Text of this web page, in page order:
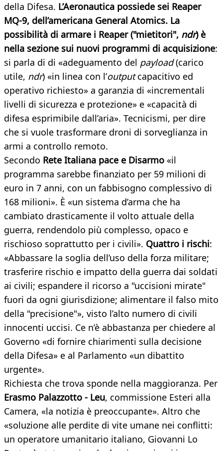
della Difesa. L’Aeronautica possiede sei Reaper
MQ-9, dell’americana General Atomics. La
possibilità di armare i Reaper ("mietitori", ndr) è
nella sezione sui nuovi programmi di acquisizione:
si parla di di «adeguamento del payload(carico
utile, ndr) «in linea con l’outputcapacitivo ed
operativo richiesto» a garanzia di «incrementali
livelli di sicurezza e protezione» e «capacità di
difesa esprimibile dall’aria». Tecnicismi, per dire
che si vuole trasformare droni di sorveglianza in
armi a controllo remoto.
Secondo Rete Italiana pace e Disarmo «il
programma sarebbe finanziato per 59 milioni di
euro in 7 anni, con un fabbisogno complessivo di
168 milioni». È «un sistema d’arma che ha
cambiato drasticamente il volto attuale della
guerra, rendendolo più complesso, opaco e
rischioso soprattutto per i civili». Quattro i rischi:
«Abbassare la soglia dell’uso della forza militare;
trasferire rischio e impatto della guerra dai soldati
ai civili; espandere il ricorso a "uccisioni mirate"
fuori da ogni giurisdizione; alimentare il falso mito
della "precisione"», visto l’alto numero di civili
innocenti uccisi. Ce n’è abbastanza per chiedere al
Governo «di fornire chiarimenti sulla decisione
della Difesa» e al Parlamento «un dibattito
urgente».
Richiesta che trova sponde nella maggioranza. Per
Erasmo Palazzotto - Leu, commissione Esteri alla
Camera, «la notizia è preoccupante». Altro che
«soluzione alle perdite di vite umane nei conflitti:
un operatore umanitario italiano, Giovanni Lo